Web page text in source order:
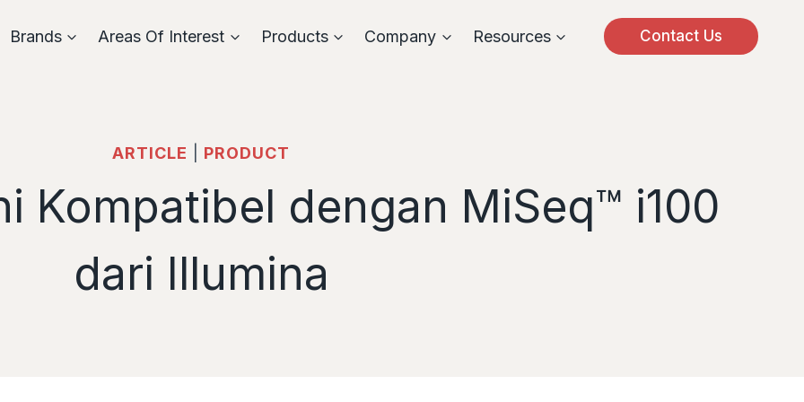
Brands Areas Of Interest Products Company Resources Contact Us
ARTICLE PRODUCT
Kompatibel dengan MiSeq™ i100
dari Illumina